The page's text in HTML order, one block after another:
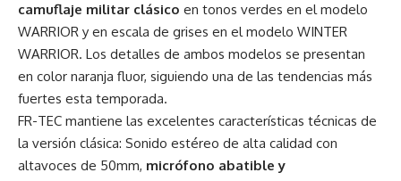
camuflaje militar clásico en tonos verdes en el modelo
WARRIOR y en escala de grises en el modelo WINTER
WARRIOR. Los detalles de ambos modelos se presentan
en color naranja fluor, siguiendo una de las tendencias más
fuertes esta temporada.
FR-TEC mantiene las excelentes características técnicas de
la versión clásica: Sonido estéreo de alta calidad con
altavoces de 50mm, micrófono abatible y